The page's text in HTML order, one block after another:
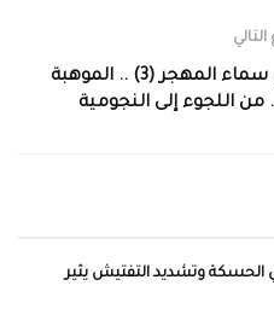
أبناء ديرالزور نجومٌ تلمع في سماء المهجر (3) .. الموهبة
اللجوء إلى النجومية
الحسكة وتشديد التفتيش يثير